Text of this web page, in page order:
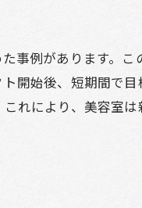
事例があります。
開始後、短期間で
れにより、美容室